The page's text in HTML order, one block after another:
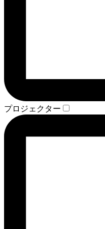
プロジェクター